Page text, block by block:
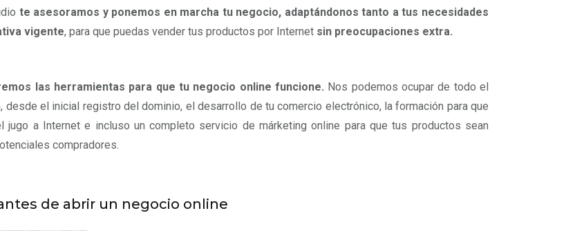
te asesoramos y ponemos en marcha tu negocio, adaptándonos tanto a tus necesidades
vigente, para que puedas vender tus productos por Internet sin preocupaciones extra.
las herramientas para que tu negocio online funcione. Nos podemos ocupar de todo el
desde el inicial registro del dominio, el desarrollo de tu comercio electrónico, la formación para que
jugo a Internet e incluso un completo servicio de márketing online para que tus productos sean
compradores.
de abrir un negocio online